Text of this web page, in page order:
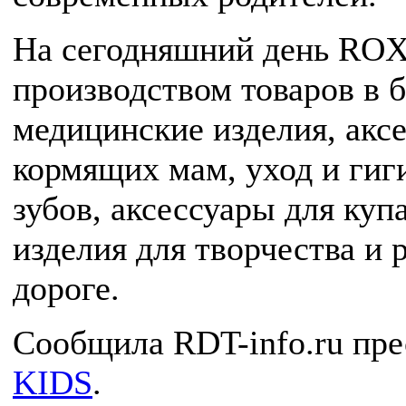
На сегодняшний день
производством товаров в
медицинские изделия,
кормящих мам, уход и
зубов, аксессуары для
изделия для творчества и
дороге.
Сообщила RDT-info.ru
KIDS.